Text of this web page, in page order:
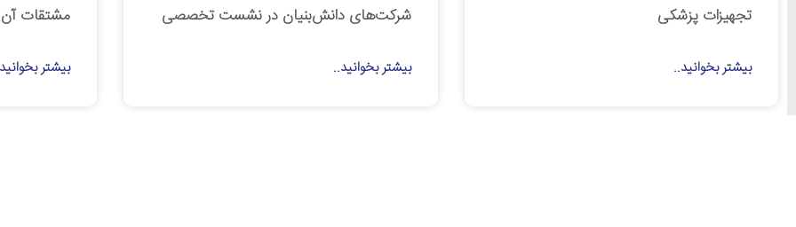
تجهیزات پزشکی
بیشتر بخوانید..
شرکت‌های دانش‌بنیان در نشست تخصصی
بیشتر بخوانید..
مشتقات آن
بیشتر